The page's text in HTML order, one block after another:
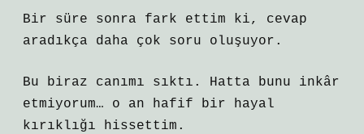
Bir süre sonra fark ettim ki, cevap
aradıkça daha çok soru oluşuyor.
Bu biraz canımı sıktı. Hatta bunu inkâr
etmiyorum… o an hafif bir hayal
kırıklığı hissettim.